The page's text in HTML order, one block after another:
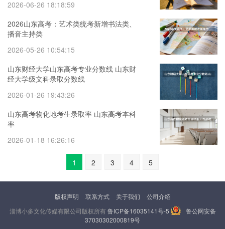
2026-06-26 18:18:59
2026山东高考：艺术类统考新增书法类、
播音主持类
2026-05-26 10:54:15
山东财经大学山东高考专业分数线 山东财
经大学级文科录取分数线
2026-01-26 19:43:26
山东高考物化地考生录取率 山东高考本科
率
2026-01-18 16:26:16
1 2 3 4 5
版权声明 联系方式 关于我们
公司介绍
淄博小多文化传媒有限公司版权所有鲁ICP备16035141号-5
鲁公网安备
37030302000819号